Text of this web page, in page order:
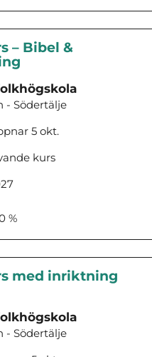
– Bibel &
- Södertälje
5 okt.
kurs
%
med inriktning
- Södertälje